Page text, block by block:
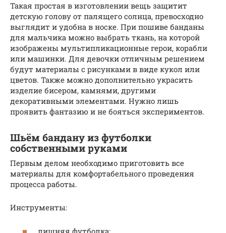
Такая простая в изготовлении вещь защитит
детскую голову от палящего солнца, превосходно
выглядит и удобна в носке. При пошиве банданы
для мальчика можно выбрать ткань, на которой
изображены мультипликационные герои, корабли
или машинки. Для девочки отличным решением
будут материалы с рисунками в виде кукол или
цветов. Также можно дополнительно украсить
изделие бисером, камнями, другими
декоративными элементами. Нужно лишь
проявить фантазию и не бояться экспериментов.
Шьём бандану из футболки
собственными руками
Первым делом необходимо приготовить все
материалы для комфортабельного проведения
процесса работы.
Инструменты:
лишняя футболка;